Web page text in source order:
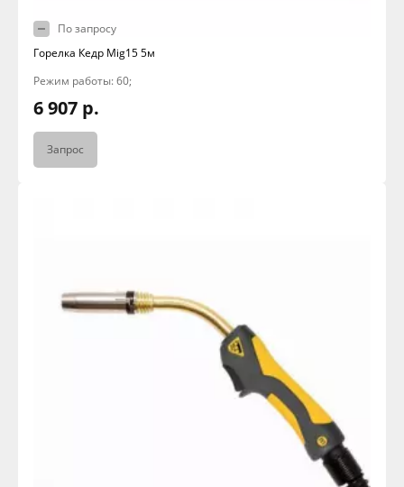
По запросу
Горелка Кедр Mig15 5м
Режим работы: 60;
6 907 р.
Запрос